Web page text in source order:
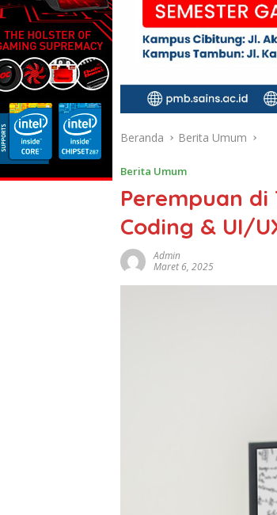
Beranda Berita Umum
Berita Umum
Perempuan di
Coding & UI/
Admin
Maret 6, 2025